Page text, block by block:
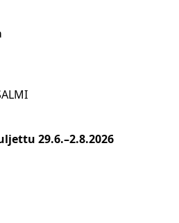
29.6.–2.8.2026